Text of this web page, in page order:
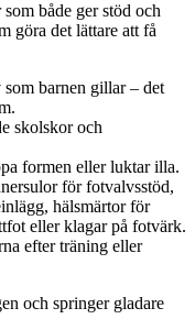
både ger stöd och
göra det lättare att få
barnen gillar – det
skolskor och
formen eller luktar illa.
för fotvalvsstöd,
hälsmärtor för
eller klagar på fotvärk.
efter träning eller
och springer gladare